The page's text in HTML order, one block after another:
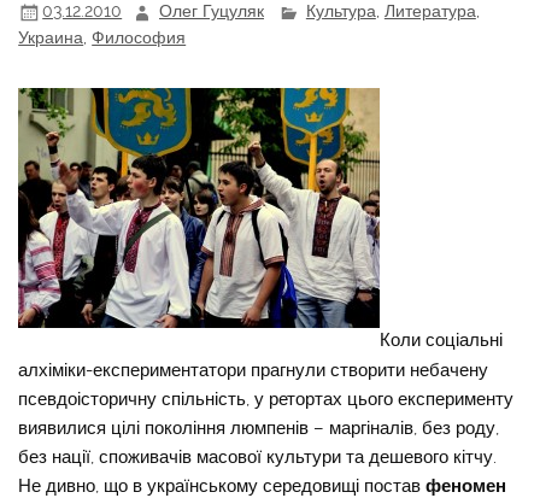
03.12.2010 Олег Гуцуляк Культура, Литература,
Украина ,Философия
Коли соціальні
алхіміки-експериментатори прагнули створити небачену
псевдоісторичну спільність, у ретортах цього експерименту
виявилися цілі покоління люмпенів – маргіналів, без роду,
без нації, споживачів масової культури та дешевого кітчу.
Не дивно, що в українському середовищі поставфеномен